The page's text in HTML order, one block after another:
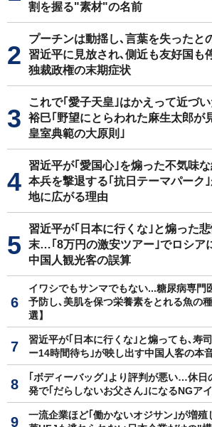
割を握る"素材"の名前
プーチンは動揺し､言葉を失ったと
習近平に見放され､側近も友好国も
独裁政権の末期症状
これで｢愛子天皇｣はかえって近づ
裕巳｢野望にとらわれた麻生太郎が
皇室典範の大原則｣
習近平が｢愛国心｣を煽った不気味
本兵を撃退する｢抗日テーマパーク
地に広がる理由
習近平が｢日本に行くな｣と煽った
末…｢8万円の激安ツアー｣でロシア
中国人観光客の誤算
イワシでもサンマでもない...糖尿病専門
予防し､美肌を保つ栄養素をとれる魚の
選】
習近平が｢日本に行くな｣と煽っても､寿
ー14時間待ち｣が映し出す中国人客の本
｢ボディーバッグ｣より評判が悪い…休日
発で｢だらしないお父さん｣になるNGア
一流企業ほど｢働かないオジサン｣が増